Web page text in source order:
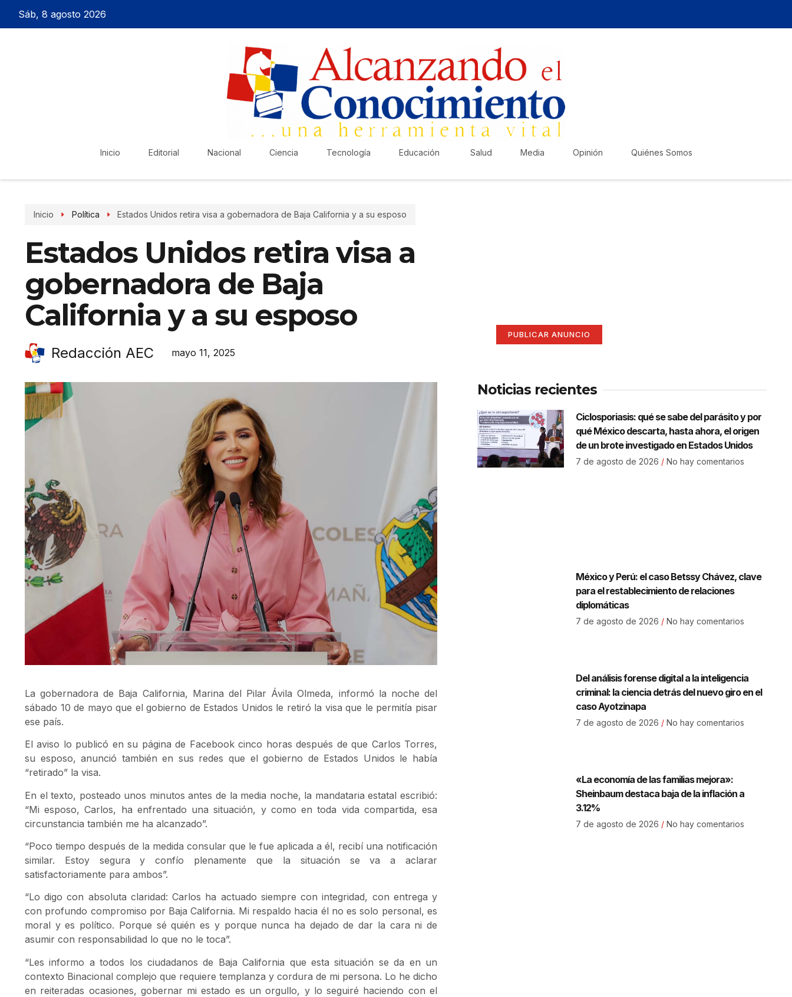
Sáb, 8 agosto 2026
Inicio Editorial Nacional Ciencia Tecnología Educación Salud Media Opinión Quiénes Somos
Inicio Política Estados Unidos retira visa a gobernadora de Baja California y a su esposo
Estados Unidos retira visa a
gobernadora de Baja
California y a su esposo
Redacción AEC mayo 11, 2025
La gobernadora de Baja California, Marina del Pilar Ávila Olmeda, informó la noche del
sábado 10 de mayo que el gobierno de Estados Unidos le retiró la visa que le permitía pisar
ese país.
El aviso lo publicó en su página de Facebook cinco horas después de que Carlos Torres,
su esposo, anunció también en sus redes que el gobierno de Estados Unidos le había
“retirado” la visa.
En el texto, posteado unos minutos antes de la media noche, la mandataria estatal escribió:
“Mi esposo, Carlos, ha enfrentado una situación, y como en toda vida compartida, esa
circunstancia también me ha alcanzado”.
“Poco tiempo después de la medida consular que le fue aplicada a él, recibí una notificación
similar. Estoy segura y confío plenamente que la situación se va a aclarar
satisfactoriamente para ambos”.
“Lo digo con absoluta claridad: Carlos ha actuado siempre con integridad, con entrega y
con profundo compromiso por Baja California. Mi respaldo hacia él no es solo personal, es
moral y es político. Porque sé quién es y porque nunca ha dejado de dar la cara ni de
asumir con responsabilidad lo que no le toca”.
“Les informo a todos los ciudadanos de Baja California que esta situación se da en un
contexto Binacional complejo que requiere templanza y cordura de mi persona. Lo he dicho
en reiteradas ocasiones, gobernar mi estado es un orgullo, y lo seguiré haciendo con el
PUBLICAR ANUNCIO
Noticias recientes
Ciclosporiasis: qué se sabe del parásito y por
qué México descarta, hasta ahora, el origen
de un brote investigado en Estados Unidos
7 de agosto de 2026 No hay comentarios
México y Perú: el caso Betssy Chávez, clave
para el restablecimiento de relaciones
diplomáticas
7 de agosto de 2026 No hay comentarios
Del análisis forense digital a la inteligencia
criminal: la ciencia detrás del nuevo giro en el
caso Ayotzinapa
7 de agosto de 2026 No hay comentarios
«La economía de las familias mejora»:
Sheinbaum destaca baja de la inflación a
3.12%
7 de agosto de 2026 No hay comentarios